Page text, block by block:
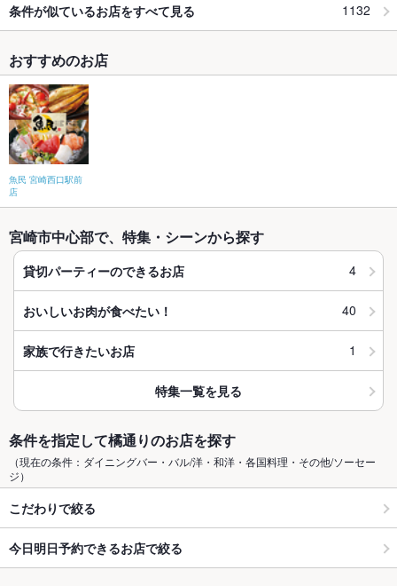
条件が似ているお店をすべて見る 1132
おすすめのお店
魚民 宮崎西口駅前
店
宮崎市中心部で、特集・シーンから探す
貸切パーティーのできるお店 4
おいしいお肉が食べたい！ 40
家族で行きたいお店 1
特集一覧を見る
条件を指定して橘通りのお店を探す
（現在の条件：ダイニングバー・バル/洋・和洋・各国料理・その他/ソーセー
ジ）
こだわりで絞る
今日明日予約できるお店で絞る